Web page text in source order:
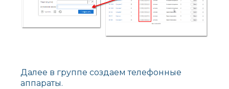
Далее в группе создаем телефонные
аппараты.